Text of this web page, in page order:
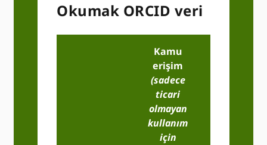
Okumak ORCID veri
Kamu
erişim
(sadece
ticari
olmayan
kullanım
için